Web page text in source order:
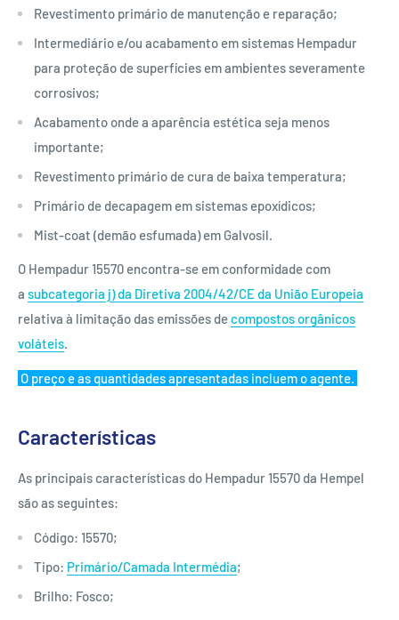
Revestimento primário de manutenção e reparação;
Intermediário e/ou acabamento em sistemas Hempadur
para proteção de superfícies em ambientes severamente
corrosivos;
Acabamento onde a aparência estética seja menos
importante;
Revestimento primário de cura de baixa temperatura;
Primário de decapagem em sistemas epoxídicos;
Mist-coat (demão esfumada) em Galvosil.
O Hempadur 15570 encontra-se em conformidade com
a subcategoria j) da Diretiva 2004/42/CE da União Europeia
relativa à limitação das emissões decompostos orgânicos
voláteis.
O preço e as quantidades apresentadas incluem o agente.
Características
As principais características do Hempadur 15570 da Hempel
são as seguintes:
Código: 15570;
Tipo: Primário/Camada Intermédia;
Brilho: Fosco;